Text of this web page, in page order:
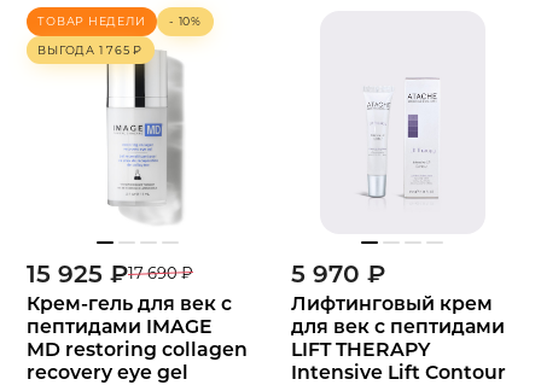
ТОВАР НЕДЕЛИ - 10%
ВЫГОДА 1 765 ₽
15 925 ₽17 690₽
Крем-гель для век с
пептидами IMAGE
MD restoring collagen
recovery eye gel
5 970 ₽
Лифтинговый крем
для век с пептидами
LIFT THERAPY
Intensive Lift Contour